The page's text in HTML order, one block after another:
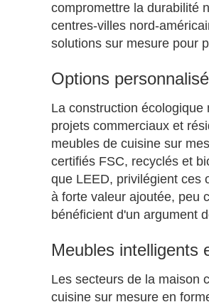
compromettre la durabilité
centres-villes nord-
solutions sur mesure pour
Options
La construction
projets commerciaux et
meubles de cuisine sur
certifiés FSC, recyclés et
que LEED, privilégient ces
à forte valeur ajoutée, peu
bénéficient d'un argument
Meubles intelligents
Les secteurs de la maison
cuisine sur mesure en